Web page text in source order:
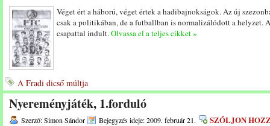
Véget ért a háború, véget értek a hadibajnokságok. Az új
csak a politikában, de a futballban is normalizálódott a helyzet.
csapattal indult.Olvassa el a teljes cikket »
A Fradi dicső múltja
Nyereményjáték, 1.forduló
Szerző: Simon Sándor Bejegyzés ideje: 2009. február 21. SZÓLJON